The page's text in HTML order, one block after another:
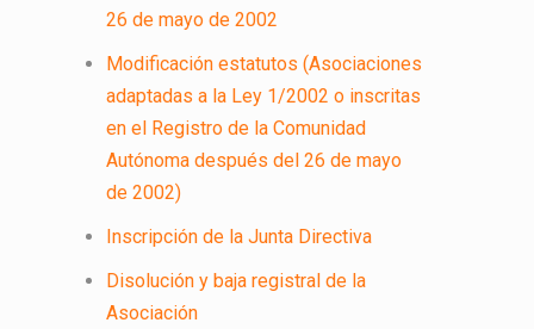
26 de mayo de 2002
Modificación estatutos (Asociaciones
adaptadas a la Ley 1/2002 o inscritas
en el Registro de la Comunidad
Autónoma después del 26 de mayo
de 2002)
Inscripción de la Junta Directiva
Disolución y baja registral de la
Asociación